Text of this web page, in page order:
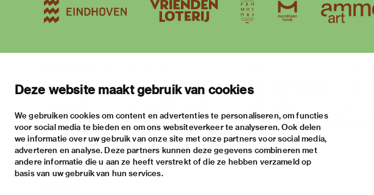
Deze website maakt gebruik van cookies
We gebruiken cookies om content en advertenties te personaliseren, om functies
voor social media te bieden en om ons websiteverkeer te analyseren. Ook delen
we informatie over uw gebruik van onze site met onze partners voor social media,
adverteren en analyse. Deze partners kunnen deze gegevens combineren met
andere informatie die u aan ze heeft verstrekt of die ze hebben verzameld op
basis van uw gebruik van hun services.
nieuwsbrief
instagram
twitter
linkedin
stratumsedijk 2 eindhoven
info@vanabbemuseum.nl
tentoonstellingen
praktische informatie